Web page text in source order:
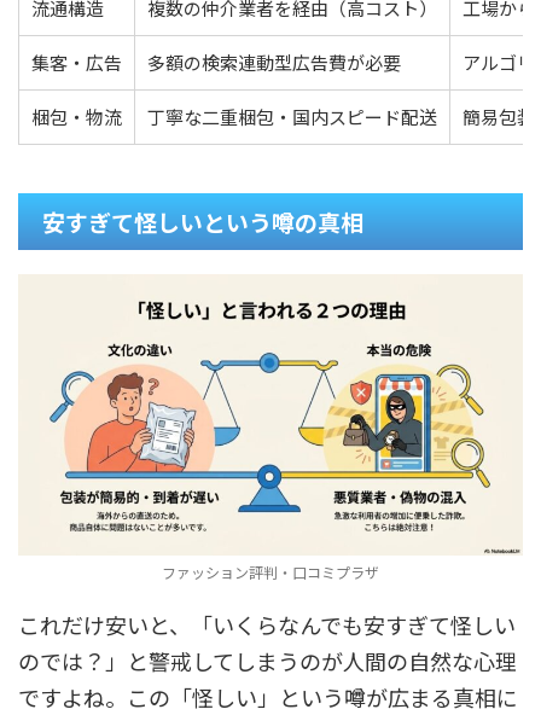
流通構造 複数の仲介業者を経由（高コスト） 工場か
集客・広告 多額の検索連動型広告費が必要 アルゴ
梱包・物流 丁寧な二重梱包・国内スピード配送 簡易包装
安すぎて怪しいという噂の真相
ファッション評判・口コミプラザ
これだけ安いと、「いくらなんでも安すぎて怪しい
のでは？」と警戒してしまうのが人間の自然な心理
ですよね。この「怪しい」という噂が広まる真相に